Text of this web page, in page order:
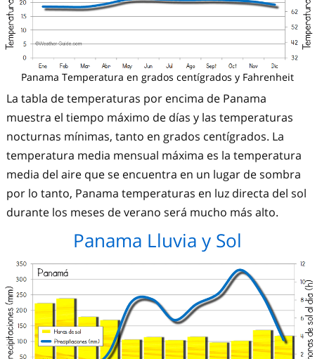
Panama Temperatura en grados centígrados y Fahrenheit
La tabla de temperaturas por encima de Panama
muestra el tiempo máximo de días y las temperaturas
nocturnas mínimas, tanto en grados centígrados. La
temperatura media mensual máxima es la temperatura
media del aire que se encuentra en un lugar de sombra
por lo tanto, Panama temperaturas en luz directa del sol
durante los meses de verano será mucho más alto.
Panama Lluvia y Sol